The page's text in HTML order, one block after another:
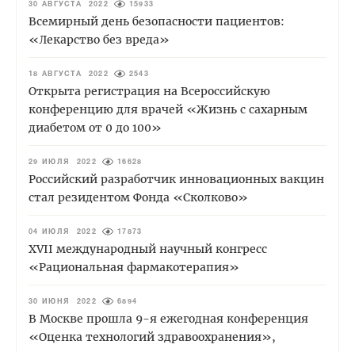
30 АВГУСТА 2022 15933
Всемирный день безопасности пациентов:
«Лекарство без вреда»
18 АВГУСТА 2022 2543
Открыта регистрация на Всероссийскую
конференцию для врачей «Жизнь с сахарным
диабетом от 0 до 100»
29 ИЮЛЯ 2022 16628
Российский разработчик инновационных вакцин
стал резидентом Фонда «Сколково»
04 ИЮЛЯ 2022 17873
XVII международный научный конгресс
«Рациональная фармакотерапия»
30 ИЮНЯ 2022 6894
В Москве прошла 9-я ежегодная конференция
«Оценка технологий здравоохранения»,